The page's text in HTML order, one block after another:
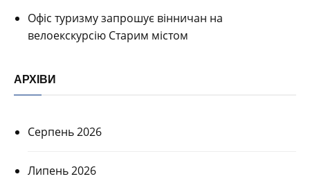
Офіс туризму запрошує вінничан на
велоекскурсію Старим містом
АРХІВИ
Серпень 2026
Липень 2026